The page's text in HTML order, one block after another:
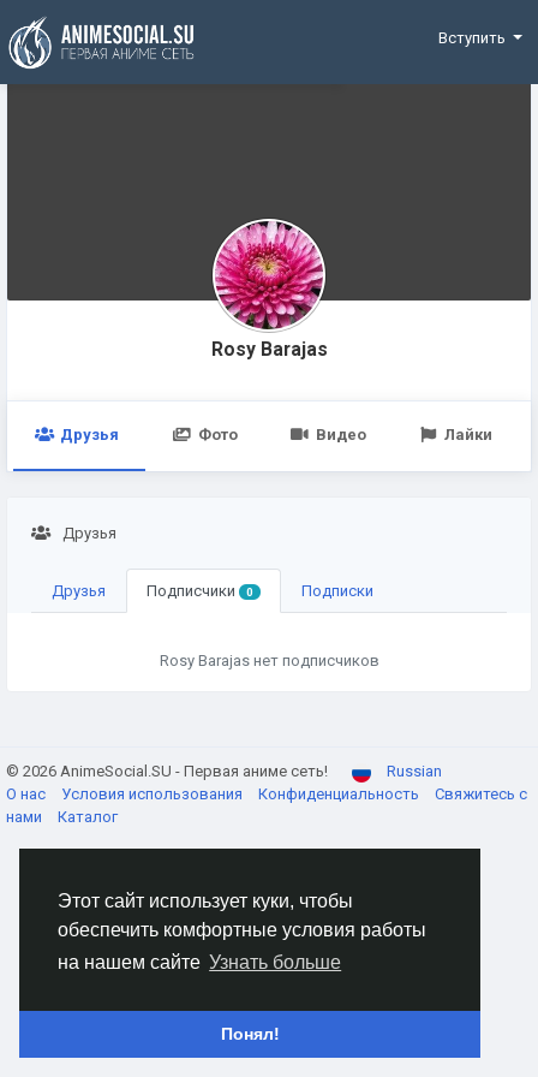
Этот сайт использует куки, чтобы
обеспечить комфортные условия работы
на нашем сайте Узнать больше
Понял!
Funding
Вступить
Rosy Barajas
Друзья Фото Видео Лайки
Друзья
Друзья Подписчики 0 Подписки
Rosy Barajas нет подписчиков
© 2026 AnimeSocial.SU - Первая аниме сеть!
Russian
О нас
Условия использования Конфиденциальность
Свяжитесь с
нами
Каталог